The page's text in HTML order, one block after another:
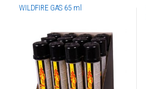
FUMATORI,GAS-BENZINA
WILDFIRE GAS 65 ml